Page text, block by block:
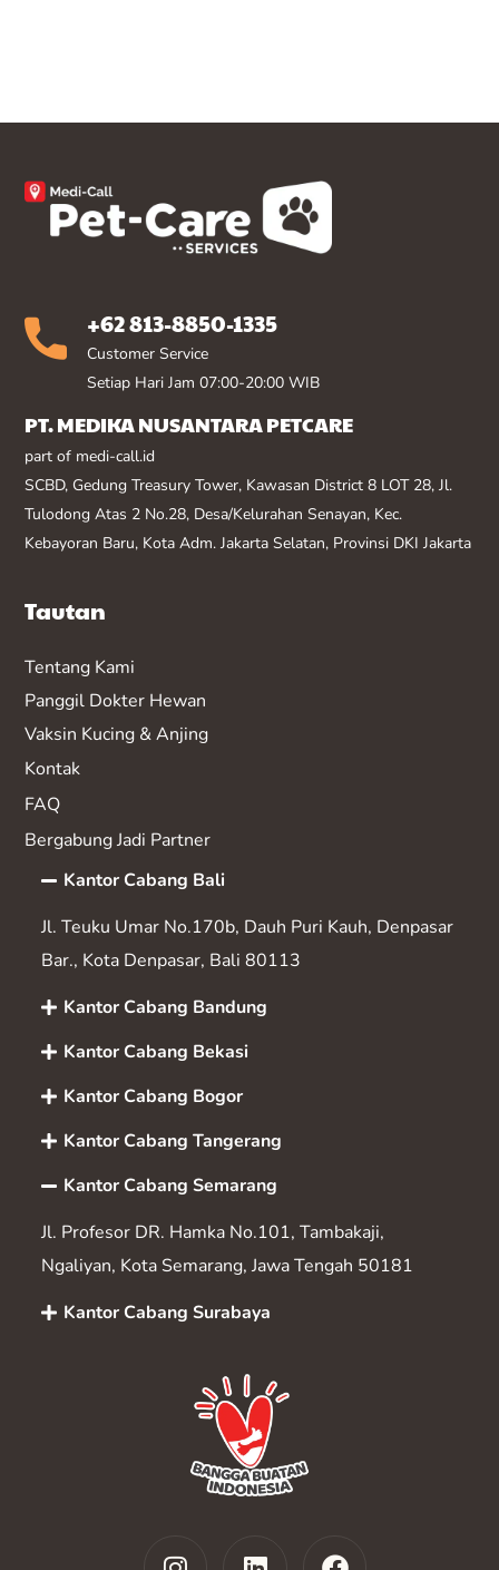
+62 813-8850-1335
Customer Service
Setiap Hari Jam 07:00-20:00 WIB
PT. MEDIKA NUSANTARA PETCARE
part of medi-call.id
SCBD, Gedung Treasury Tower, Kawasan District 8 LOT 28, Jl.
Tulodong Atas 2 No.28, Desa/Kelurahan Senayan, Kec.
Kebayoran Baru, Kota Adm. Jakarta Selatan, Provinsi DKI Jakarta
Tautan
Tentang Kami
Panggil Dokter Hewan
Vaksin Kucing & Anjing
Kontak
FAQ
Bergabung Jadi Partner
Kantor Cabang Bali
Jl. Teuku Umar No.170b, Dauh Puri Kauh, Denpasar
Bar., Kota Denpasar, Bali 80113
Kantor Cabang Bandung
Kantor Cabang Bekasi
Kantor Cabang Bogor
Kantor Cabang Tangerang
Kantor Cabang Semarang
Jl. Profesor DR. Hamka No.101, Tambakaji,
Ngaliyan, Kota Semarang, Jawa Tengah 50181
Kantor Cabang Surabaya